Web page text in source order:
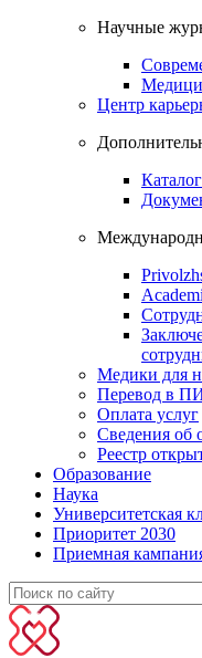
Научные
Центр
Медики для
Перевод в
Оплата услуг
Сведения об
Реестр
Образование
Наука
Университетская
Приоритет 2030
Приемная